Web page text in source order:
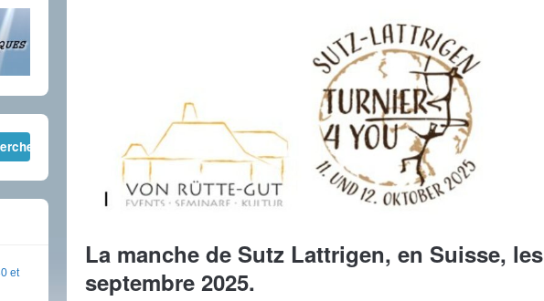
La manche de Sutz Lattrigen, en Suisse,
septembre 2025.
et